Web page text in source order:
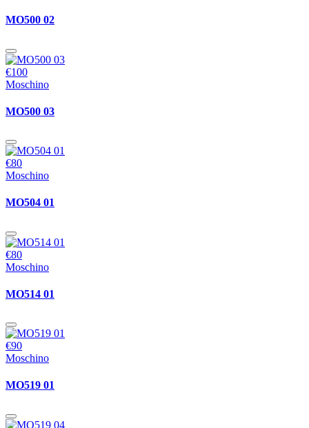
MO500 02
€100
Moschino
MO500 03
€80
Moschino
MO504 01
€80
Moschino
MO514 01
€90
Moschino
MO519 01